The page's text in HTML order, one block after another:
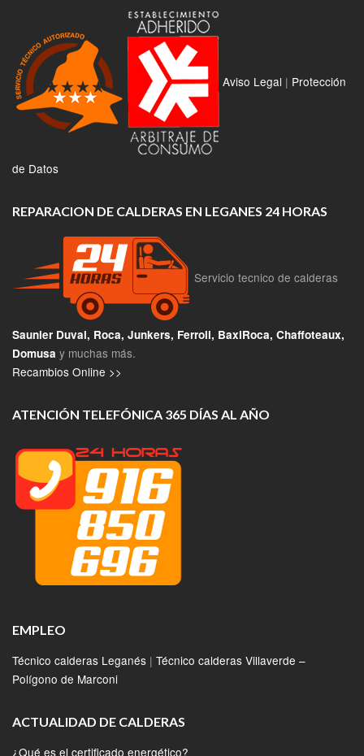
Aviso Legal | Protección
de Datos
REPARACION DE CALDERAS EN LEGANES 24 HORAS
Servicio tecnico de calderas
Saunier Duval, Roca, Junkers, Ferroli, BaxiRoca, Chaffoteaux,
Domusa y muchas más.
Recambios Online >>
ATENCIÓN TELEFÓNICA 365 DÍAS AL AÑO
EMPLEO
Técnico calderas Leganés | Técnico calderas Villaverde –
Polígono de Marconi
ACTUALIDAD DE CALDERAS
¿Qué es el certificado energético?